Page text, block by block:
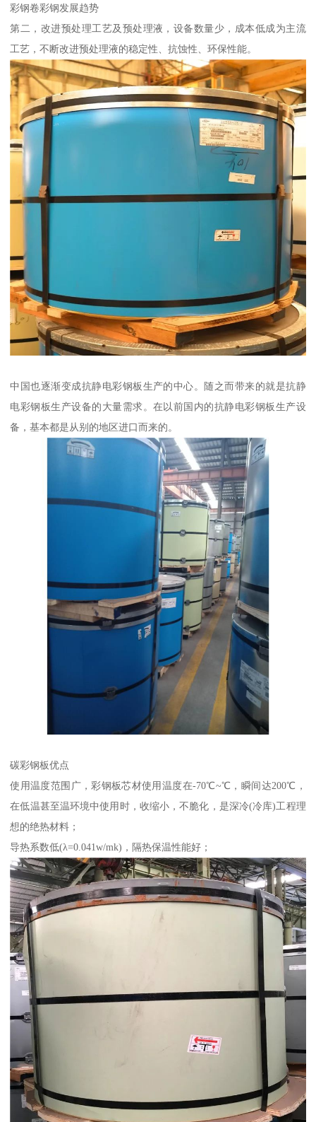
彩钢卷彩钢发展趋势
第二，改进预处理工艺及预处理液，设备数量少，成本低成为主流
工艺，不断改进预处理液的稳定性、抗蚀性、环保性能。
中国也逐渐变成抗静电彩钢板生产的中心。随之而带来的就是抗静
电彩钢板生产设备的大量需求。在以前国内的抗静电彩钢板生产设
备，基本都是从别的地区进口而来的。
碳彩钢板优点
使用温度范围广，彩钢板芯材使用温度在-70℃~℃，瞬间达200℃，
在低温甚至温环境中使用时，收缩小，不脆化，是深冷(冷库)工程理
想的绝热材料；
导热系数低(λ=0.041w/mk)，隔热保温性能好；